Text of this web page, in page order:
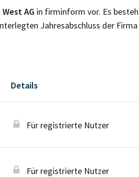
AG in firminform vor. Es
Jahresabschluss der Firma
Details
Für registrierte Nutzer
Für registrierte Nutzer